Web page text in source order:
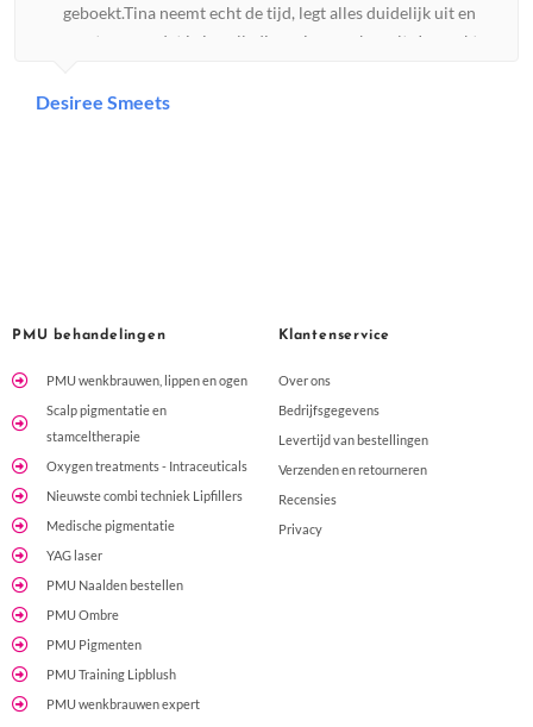
geboekt.Tina neemt echt de tijd, legt alles duidelijk uit en
zorgt ervoor dat je je volledig op je gemak voelt. Je merkt
huid voelde direct steviger, gladder en kreeg een prachtige
Desiree Smeets
PMU behandelingen
PMU wenkbrauwen, lippen en ogen
Scalp pigmentatie en
stamceltherapie
Oxygen treatments - Intraceuticals
Nieuwste combi techniek Lipfillers
Medische pigmentatie
YAG laser
PMU Naalden bestellen
PMU Ombre
PMU Pigmenten
PMU Training Lipblush
PMU wenkbrauwen expert
Klantenservice
Over ons
Bedrijfsgegevens
Levertijd van bestellingen
Verzenden en retourneren
Recensies
Privacy